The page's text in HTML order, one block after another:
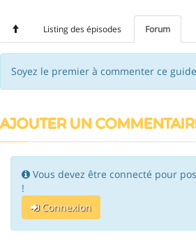
Listing des épisodes Forum
Soyez le premier à commenter ce
AJOUTER UN
Vous devez être connecté pour
!
Connexion